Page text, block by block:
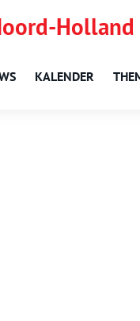
Holland
KALENDER